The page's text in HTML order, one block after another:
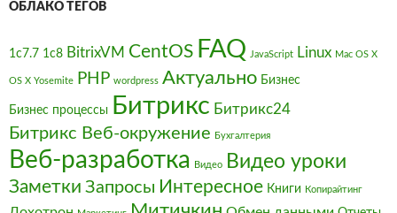
ОБЛАКО ТЕГОВ
1с7.7 1с8 BitrixVM CentOS FAQ JavaScript Linux Mac OS X
OS X Yosemite PHP wordpress Актуально Бизнес
Бизнес процессы Битрикс Битрикс24
Битрикс Веб-окружение Бухгалтерия
Веб-разработка Видео Видео уроки
Заметки Запросы Интересное Книги Копирайтинг